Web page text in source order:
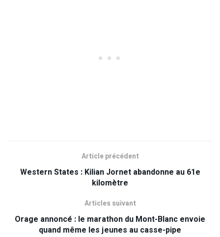
Article précédent
Western States : Kilian Jornet abandonne au 61e
kilomètre
Articles suivant
Orage annoncé : le marathon du Mont-Blanc envoie
quand même les jeunes au casse-pipe